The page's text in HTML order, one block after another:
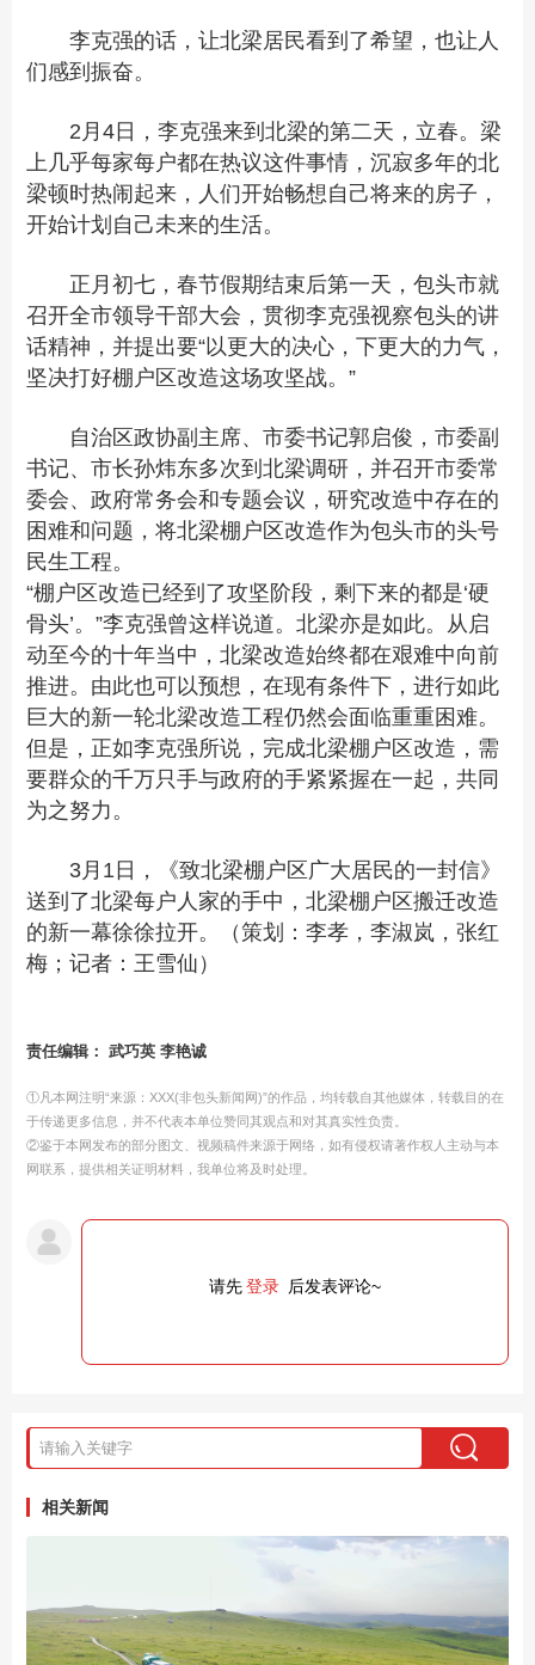
李克强的话，让北梁居民看到了希望，也让人
们感到振奋。
2月4日，李克强来到北梁的第二天，立春。梁
上几乎每家每户都在热议这件事情，沉寂多年的北
梁顿时热闹起来，人们开始畅想自己将来的房子，
开始计划自己未来的生活。
正月初七，春节假期结束后第一天，包头市就
召开全市领导干部大会，贯彻李克强视察包头的讲
话精神，并提出要“以更大的决心，下更大的力气，
坚决打好棚户区改造这场攻坚战。”
自治区政协副主席、市委书记郭启俊，市委副
书记、市长孙炜东多次到北梁调研，并召开市委常
委会、政府常务会和专题会议，研究改造中存在的
困难和问题，将北梁棚户区改造作为包头市的头号
民生工程。
“棚户区改造已经到了攻坚阶段，剩下来的都是‘硬
骨头’。”李克强曾这样说道。北梁亦是如此。从启
动至今的十年当中，北梁改造始终都在艰难中向前
推进。由此也可以预想，在现有条件下，进行如此
巨大的新一轮北梁改造工程仍然会面临重重困难。
但是，正如李克强所说，完成北梁棚户区改造，需
要群众的千万只手与政府的手紧紧握在一起，共同
为之努力。
3月1日，《致北梁棚户区广大居民的一封信》
送到了北梁每户人家的手中，北梁棚户区搬迁改造
的新一幕徐徐拉开。（策划：李孝，李淑岚，张红
梅； 记者：王雪仙 ）
责任编辑： 武巧英 李艳诚
①凡本网注明“来源：XXX(非包头新闻网)”的作品，均转载自其他媒体，转载目的在
于传递更多信息，并不代表本单位赞同其观点和对其真实性负责。
②鉴于本网发布的部分图文、视频稿件来源于网络，如有侵权请著作权人主动与本
网联系，提供相关证明材料，我单位将及时处理。
请先登录 后发表评论~
相关新闻